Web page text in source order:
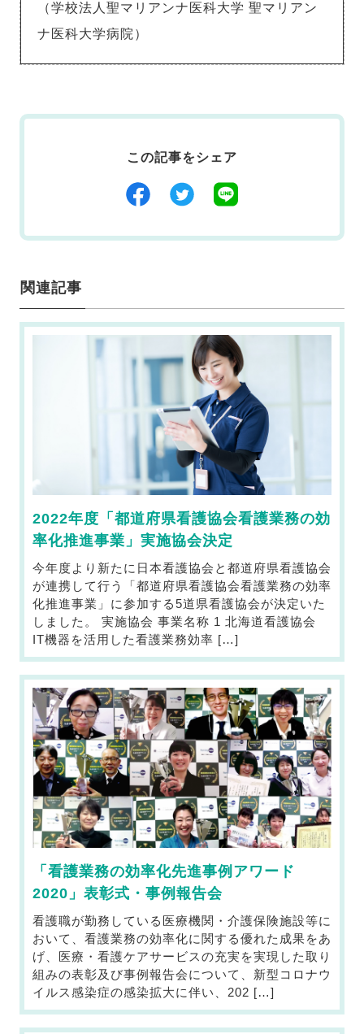
（学校法人聖マリアンナ医科大学 聖マリアン
ナ医科大学病院）
この記事をシェア
関連記事
2022年度「都道府県看護協会看護業務の効
率化推進事業」実施協会決定
今年度より新たに日本看護協会と都道府県看護協会
が連携して行う「都道府県看護協会看護業務の効率
化推進事業」に参加する5道県看護協会が決定いた
しました。 実施協会 事業名称 1 北海道看護協会
IT機器を活用した看護業務効率 […]
「看護業務の効率化先進事例アワード
2020」表彰式・事例報告会
看護職が勤務している医療機関・介護保険施設等に
おいて、看護業務の効率化に関する優れた成果をあ
げ、医療・看護ケアサービスの充実を実現した取り
組みの表彰及び事例報告会について、新型コロナウ
イルス感染症の感染拡大に伴い、202 […]